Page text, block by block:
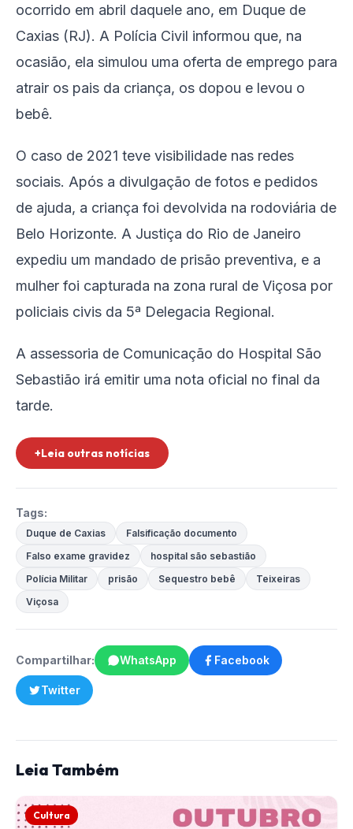
ocorrido em abril daquele ano, em Duque de
Caxias (RJ). A Polícia Civil informou que, na
ocasião, ela simulou uma oferta de emprego para
atrair os pais da criança, os dopou e levou o
bebê.
O caso de 2021 teve visibilidade nas redes
sociais. Após a divulgação de fotos e pedidos
de ajuda, a criança foi devolvida na rodoviária de
Belo Horizonte. A Justiça do Rio de Janeiro
expediu um mandado de prisão preventiva, e a
mulher foi capturada na zona rural de Viçosa por
policiais civis da 5ª Delegacia Regional.
A assessoria de Comunicação do Hospital São
Sebastião irá emitir uma nota oficial no final da
tarde.
+Leia outras notícias
Tags:
Duque de Caxias
Falsificação documento
Falso exame gravidez
hospital são sebastião
Polícia Militar
prisão Sequestro bebê
Teixeiras
Viçosa
Compartilhar: WhatsApp Facebook
Twitter
Leia Também
Cultura